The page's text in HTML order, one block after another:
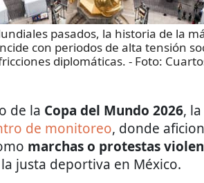
pasados, la historia de la
con periodos de alta tensión
diplomáticas. - Foto:
de la Copa del Mundo 2026,
de monitoreo, donde
marchas o protestas
justa deportiva en México.